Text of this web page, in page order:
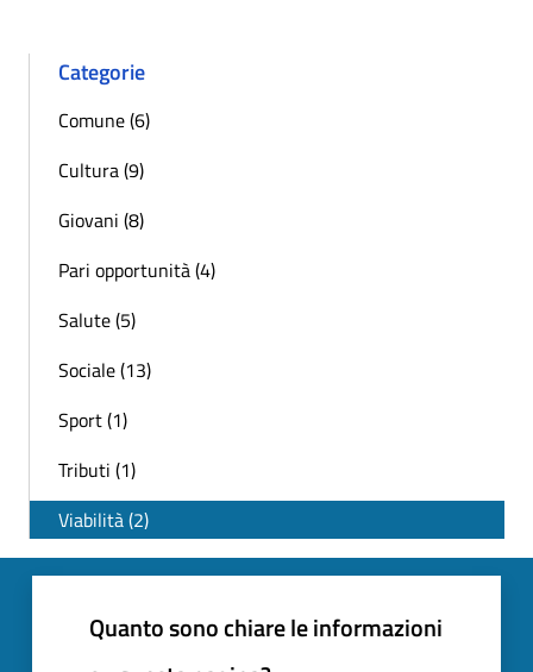
Categorie
Comune (6)
Cultura (9)
Giovani (8)
Pari opportunità (4)
Salute (5)
Sociale (13)
Sport (1)
Tributi (1)
Viabilità (2)
Quanto sono chiare le informazioni